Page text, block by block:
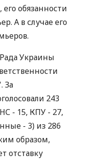
обязанности
А в случае его
Украины
За
243
- 15, КПУ - 27,
- 3) из 286
образом,
отставку